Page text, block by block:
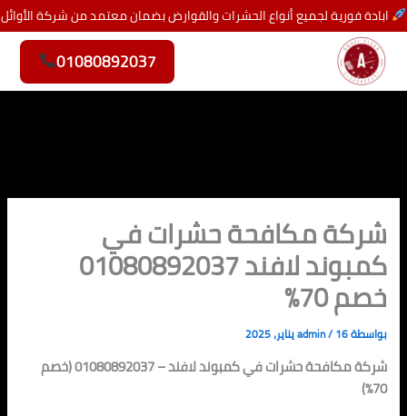
تخطي
إلى
المحتوى
ابادة فورية لجميع أنواع الحشرات والقوارض بضمان معتمد من شركة الأوائل
01080892037
شركة مكافحة حشرات في
كمبوند لافند 01080892037
خصم 70%
بواسطة admin/16 يناير، 2025
شركة مكافحة حشرات في كمبوند لافند – 01080892037 (خصم
70%)